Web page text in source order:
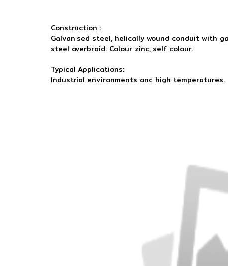
Construction :
Galvanised steel, helically wound conduit with
steel overbraid. Colour zinc, self colour.
Typical Applications:
Industrial environments and high temperatures.